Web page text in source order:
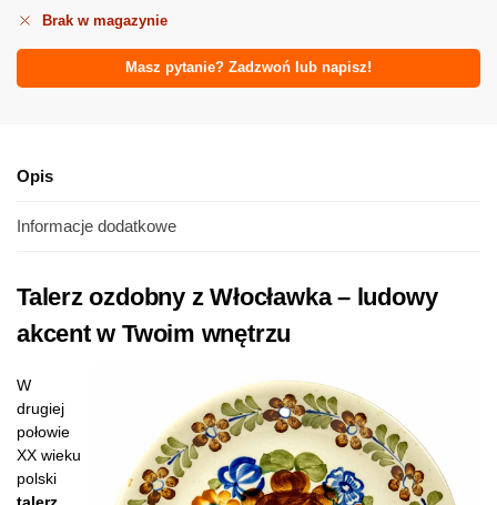
Brak w magazynie
Masz pytanie? Zadzwoń lub napisz!
Opis
Informacje dodatkowe
Talerz ozdobny z Włocławka – ludowy
akcent w Twoim wnętrzu
W
drugiej
połowie
XX wieku
polski
talerz